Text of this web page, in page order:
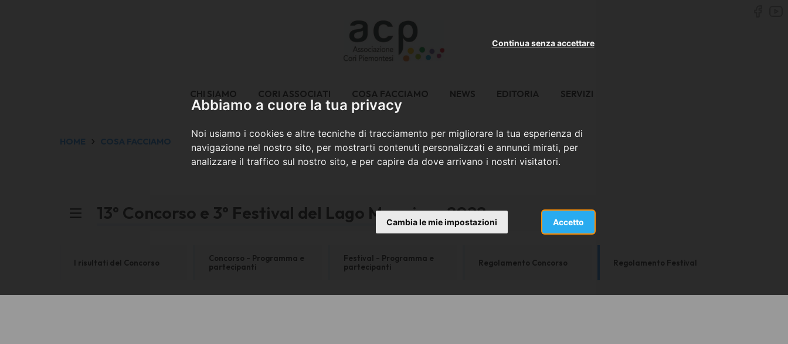
Abbiamo a cuore la tua privacy
Noi usiamo i cookies e altre tecniche di tracciamento per migliorare la tua esperienza di
navigazione nel nostro sito, per mostrarti contenuti personalizzati e annunci mirati, per
analizzare il traffico sul nostro sito, e per capire da dove arrivano i nostri visitatori.
Accetto
Continua senza accettare
Cambia le mie impostazioni
CHI SIAMO CORI ASSOCIATI COSA FACCIAMO NEWS EDITORIA SERVIZI
HOME COSA FACCIAMO
13° Concorso e 3° Festival del Lago Maggiore 2022
I risultati del Concorso
Concorso - Programma e
partecipanti
Festival - Programma e
partecipanti
Regolamento Concorso Regolamento Festival